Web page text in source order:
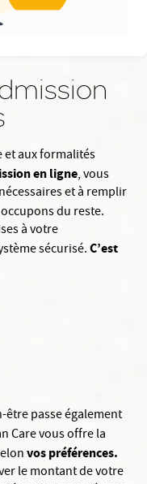
et aux formalités
en ligne, vous
et à remplir
du reste.
à votre
sécurisé.C’est
être passe également
Care vous offre la
vos préférences.
le montant de votre